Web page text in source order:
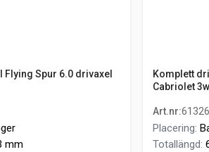
Flying Spur 6.0 drivaxel
mm
Komplett
Cabriolet
Art.nr:
Placering:
Totallängd: